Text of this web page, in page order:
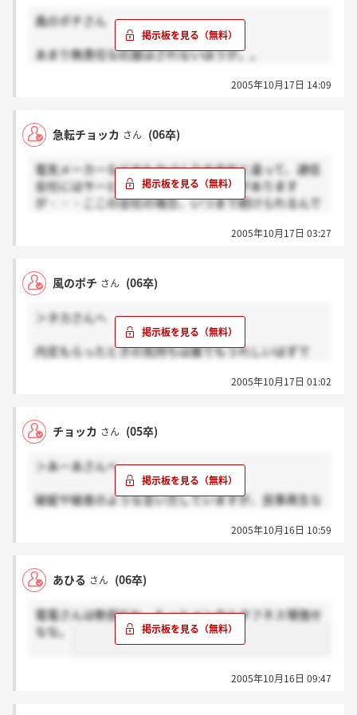
風のポチさん
あまり無責任な応援はされないほうが。。
ぐずぐずしてる間に、日は過ぎていきますよ。
新卒の就活は本当に貴重です。
2005年10月17日 14:09
急転チョッカ さん (06卒)
電気メーカーなどのものづくりの会社と違って、通信
会社にはサービスを提供し続ける義務があります
が・・・ここの会社の場合、いつまで続けられるんで
2005年10月17日 03:27
風のポチ さん (06卒)
＞タカさんへ
内定もらったときの気持ちは誰でもうれしいはずで
わないので、そのような言い方はひどいと思います。
会社を変えれると思うのでがんばって下さい！！
2005年10月17日 01:02
チョッカ さん (05卒)
＞あーあさんへ
破綻や破産のような言い方していますが、民事再生な
となると、電話が使えなくなるので、全然違います
2005年10月16日 10:59
あひる さん (06卒)
電電さんは軟弱だわ。もっとメンタルタフネス増強せ
なな。
2005年10月16日 09:47